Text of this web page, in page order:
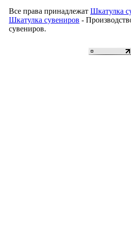
Все права принадлежат Шкатулка
Шкатулка сувениров -
сувениров.